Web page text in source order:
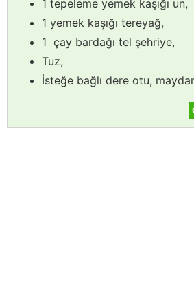
1 tepeleme yemek kaşığı un,
1 yemek kaşığı tereyağ,
1 çay bardağı tel şehriye,
Tuz,
İsteğe bağlı dere otu,